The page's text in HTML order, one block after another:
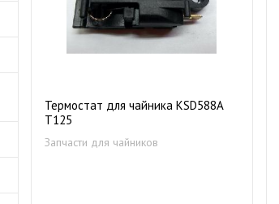
Термостат для чайника KSD588A
T125
Запчасти для чайников